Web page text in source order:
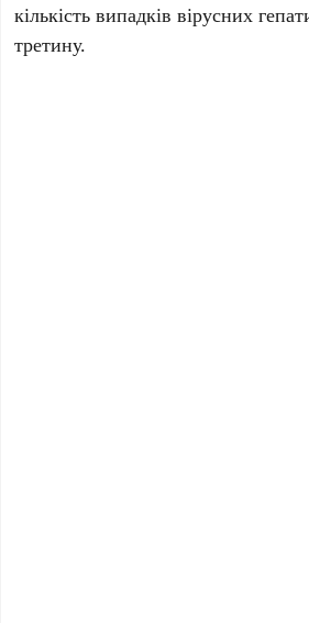
кількість випадків вірусних
третину.